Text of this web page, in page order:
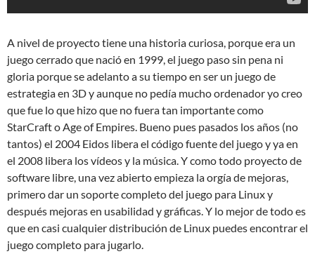
A nivel de proyecto tiene una historia curiosa, porque era un
juego cerrado que nació en 1999, el juego paso sin pena ni
gloria porque se adelanto a su tiempo en ser un juego de
estrategia en 3D y aunque no pedía mucho ordenador yo creo
que fue lo que hizo que no fuera tan importante como
StarCraft o Age of Empires. Bueno pues pasados los años (no
tantos) el 2004 Eidos libera el código fuente del juego y ya en
el 2008 libera los vídeos y la música. Y como todo proyecto de
software libre, una vez abierto empieza la orgía de mejoras,
primero dar un soporte completo del juego para Linux y
después mejoras en usabilidad y gráficas. Y lo mejor de todo es
que en casi cualquier distribución de Linux puedes encontrar el
juego completo para jugarlo.